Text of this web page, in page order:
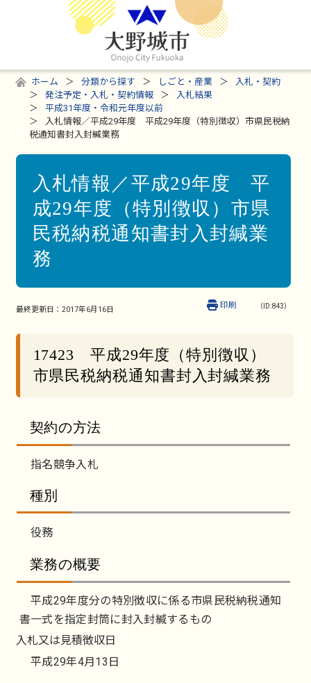
ホーム 分類から探す しごと・産業
入札・契約
発注予定・入札・契約情報
入札結果
平成31年度・令和元年度以前
入札情報／平成29年度 平成29年度（特別徴収）市県民税納
税通知書封入封緘業務
入札情報／平成29年度 平
成29年度（特別徴収）市県
民税納税通知書封入封緘業
務
最終更新日： 2017年6月16日 （ID:843）
印刷
17423 平成29年度（特別徴収）
市県民税納税通知書封入封緘業務
契約の方法
指名競争入札
種別
役務
業務の概要
平成29年度分の特別徴収に係る市県民税納税通知
書一式を指定封筒に封入封緘するもの
入札又は見積徴収日
平成29年4月13日